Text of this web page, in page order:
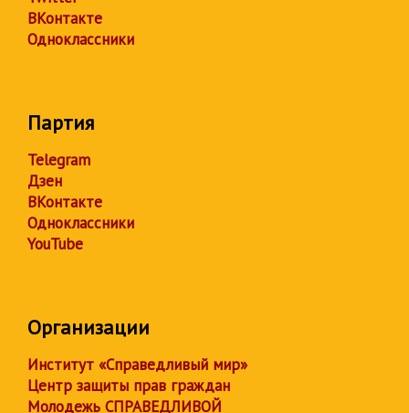
ВКонтакте
Одноклассники
Партия
Telegram
Дзен
ВКонтакте
Одноклассники
YouTube
Организации
Институт «Справедливый мир»
Центр защиты прав граждан
Молодежь СПРАВЕДЛИВОЙ